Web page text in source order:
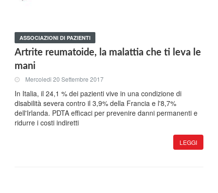
ASSOCIAZIONI DI PAZIENTI
Artrite reumatoide, la malattia che ti leva le
mani
Mercoledi 20 Settembre 2017
In Italia, il 24,1 % dei pazienti vive in una condizione di
disabilità severa contro il 3,9% della Francia e l'8,7%
dell'Irlanda. PDTA efficaci per prevenire danni permanenti e
ridurre i costi indiretti
LEGGI